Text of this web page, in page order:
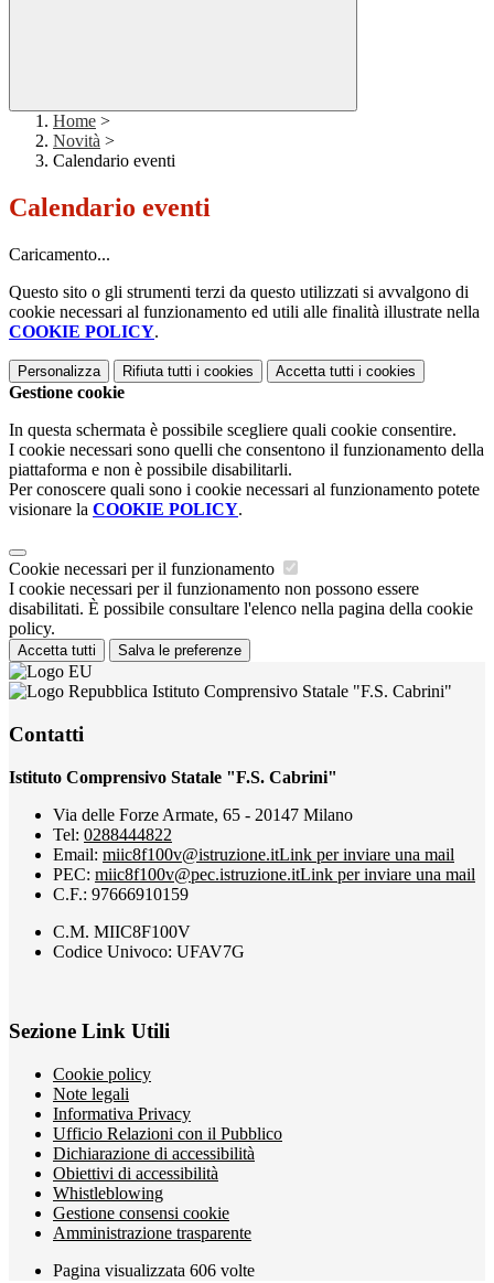
Home >
Novità >
Calendario eventi
Calendario eventi
Caricamento...
Questo sito o gli strumenti terzi da questo utilizzati si avvalgono di
cookie necessari al funzionamento ed utili alle finalità illustrate nella
COOKIE POLICY.
Personalizza Rifiuta tutti i cookies Accetta tutti i cookies
Gestione cookie
In questa schermata è possibile scegliere quali cookie consentire.
I cookie necessari sono quelli che consentono il funzionamento della
piattaforma e non è possibile disabilitarli.
Per conoscere quali sono i cookie necessari al funzionamento potete
visionare la COOKIE POLICY.
Cookie necessari per il funzionamento
I cookie necessari per il funzionamento non possono essere
disabilitati. È possibile consultare l'elenco nella pagina della cookie
policy.
Accetta tutti Salva le preferenze
Istituto Comprensivo Statale "F.S. Cabrini"
Contatti
Istituto Comprensivo Statale "F.S. Cabrini"
Via delle Forze Armate, 65 - 20147 Milano
Tel: 0288444822
Email: miic8f100v@istruzione.itLink per inviare una mail
PEC: miic8f100v@pec.istruzione.itLink per inviare una mail
C.F.: 97666910159
C.M. MIIC8F100V
Codice Univoco: UFAV7G
Sezione Link Utili
Cookie policy
Note legali
Informativa Privacy
Ufficio Relazioni con il Pubblico
Dichiarazione di accessibilità
Obiettivi di accessibilità
Whistleblowing
Gestione consensi cookie
Amministrazione trasparente
Pagina visualizzata 606 volte